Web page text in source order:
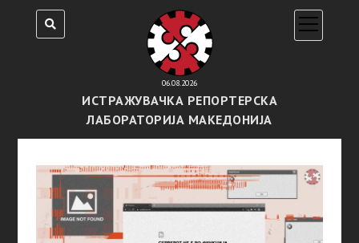
06.08.2026
ИСТРАЖУВАЧКА РЕПОРТЕРСКА
ЛАБОРАТОРИЈА МАКЕДОНИЈА
open
menu